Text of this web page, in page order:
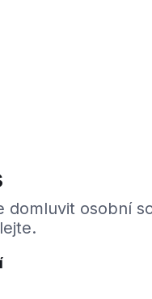
domluvit osobní